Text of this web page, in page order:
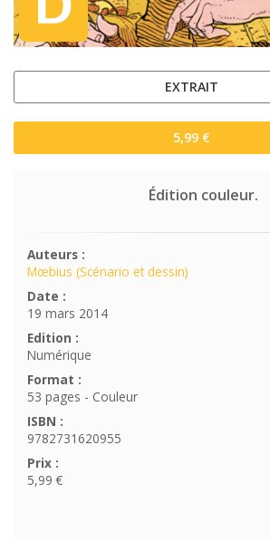
EXTRAIT
5,99 €
Édition couleur.
Auteurs :
Mœbius (Scénario et dessin)
Date :
19 mars 2014
Edition :
Numérique
Format :
53 pages - Couleur
ISBN :
9782731620955
Prix :
5,99 €